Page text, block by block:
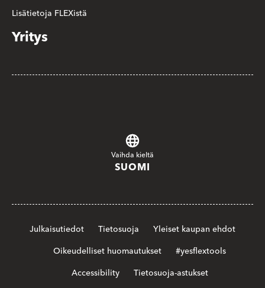
Lisätietoja FLEXistä
Yritys
Vaihda kieltä
SUOMI
Julkaisutiedot Tietosuoja
Yleiset kaupan ehdot
Oikeudelliset huomautukset
#yesflextools
Accessibility
Tietosuoja-astukset